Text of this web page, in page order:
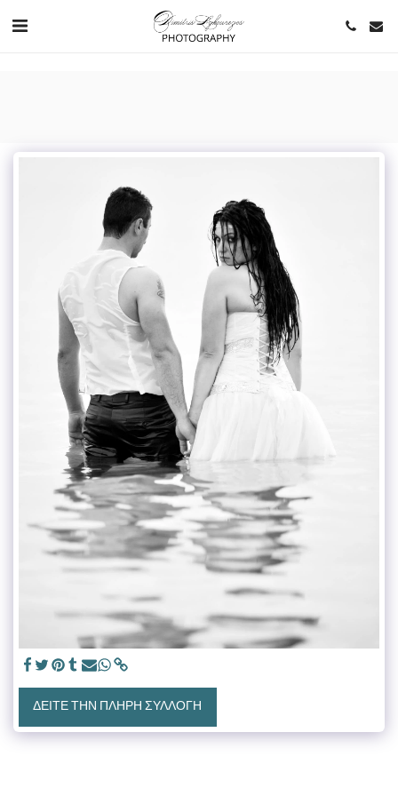
https://www.youtube.com/channel/UCNlqkSfR-Bi1SAAf6cDlUaQ
ΔΕΊΤΕ ΤΗΝ ΠΛΉΡΗ ΣΥΛΛΟΓΉ